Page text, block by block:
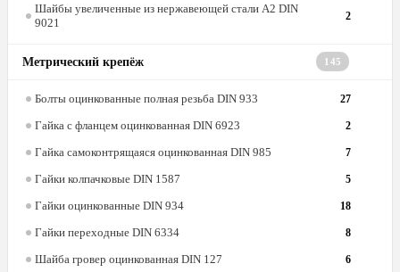
Шайбы увеличенные из нержавеющей стали А2 DIN
9021
2
Метрический крепёж 145
Болты оцинкованные полная резьба DIN 933 27
Гайка с фланцем оцинкованная DIN 6923 2
Гайка самоконтрящаяся оцинкованная DIN 985 7
Гайки колпачковые DIN 1587 5
Гайки оцинкованные DIN 934 18
Гайки переходные DIN 6334 8
Шайба гровер оцинкованная DIN 127 6